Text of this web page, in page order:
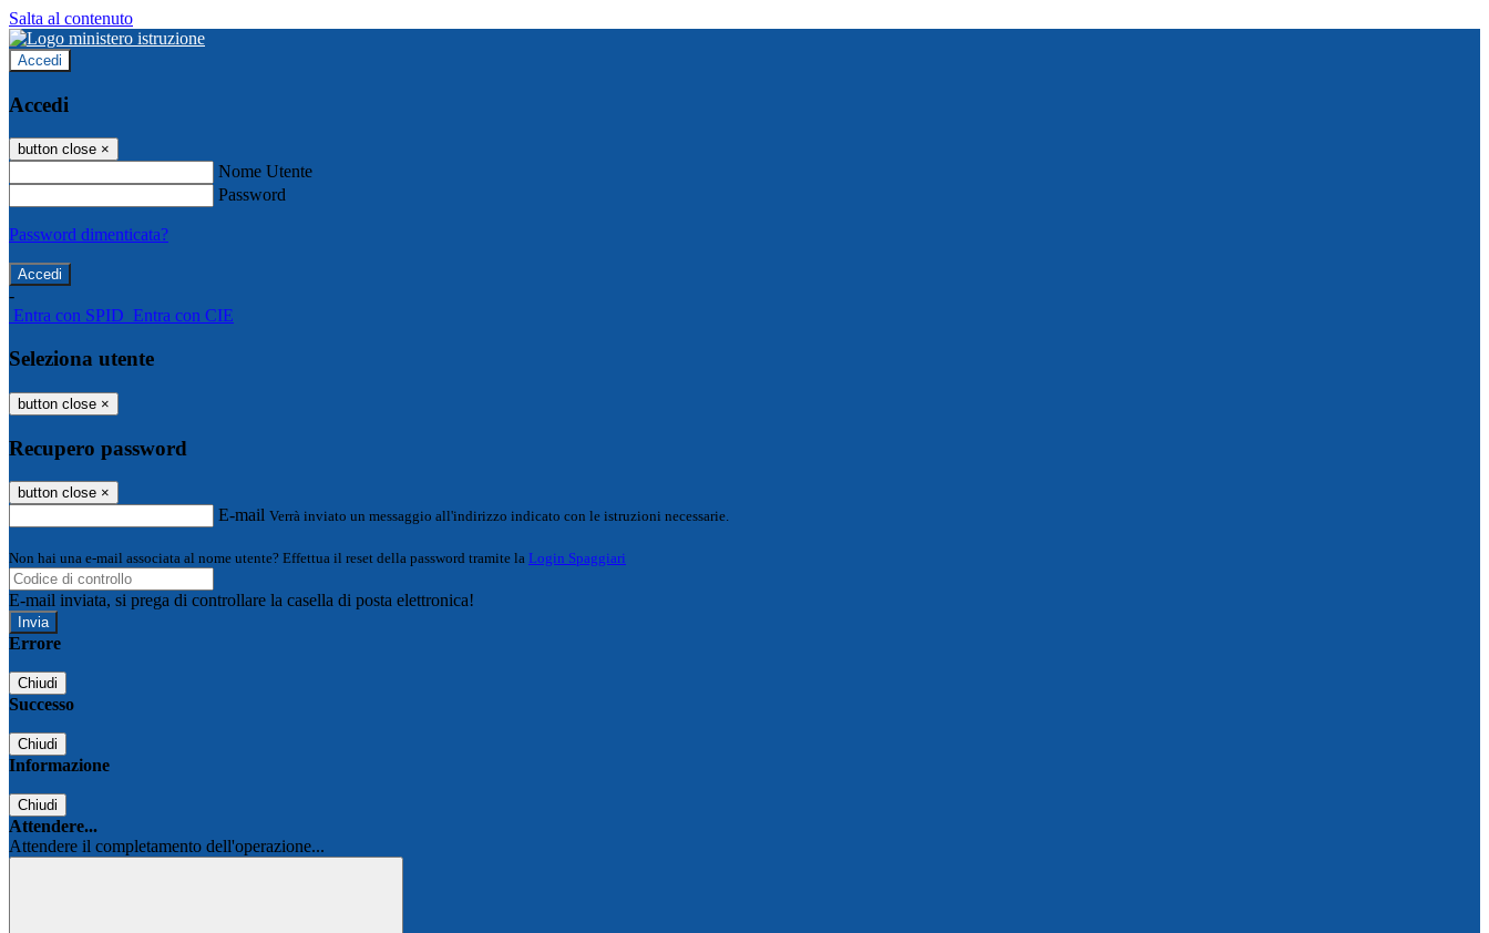
Salta al contenuto
Accedi
Accedi
button close ×
Nome Utente
Password
Password dimenticata?
-
Entra con SPID Entra con CIE
Seleziona utente
button close ×
Recupero password
button close ×
E-mail Verrà inviato un messaggio all'indirizzo indicato con le istruzioni necessarie.
Non hai una e-mail associata al nome utente? Effettua il reset della password tramite la Login Spaggiari
E-mail inviata, si prega di controllare la casella di posta elettronica!
Errore
Chiudi
Successo
Chiudi
Informazione
Chiudi
Attendere...
Attendere il completamento dell'operazione...